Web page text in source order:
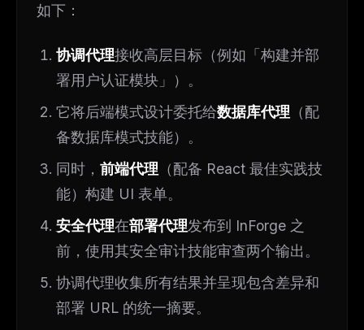
如下：
协调代理接收高层目标（例如「构建并部
署用户认证模块」）。
它将后端模式设计委托给数据库代理 （配
备数据库模式技能）。
同时， 前端代理 （配备 React 最佳实践技
能）构建 UI 表单。
安全代理在部署代理发布到 InForge 之
前，使用其安全审计技能审查两个输出。
协调代理收集所有结果并呈现包含差异和
部署 URL 的统一摘要。